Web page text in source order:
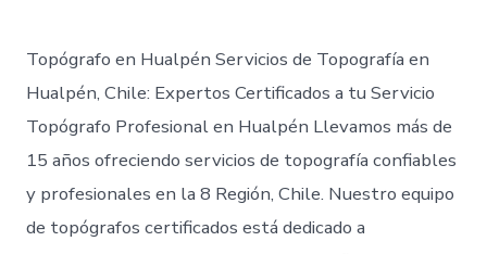
Topógrafo en Hualpén Servicios de Topografía en
Hualpén, Chile: Expertos Certificados a tu Servicio
Topógrafo Profesional en Hualpén Llevamos más de
15 años ofreciendo servicios de topografía confiables
y profesionales en la 8 Región, Chile. Nuestro equipo
de topógrafos certificados está dedicado a